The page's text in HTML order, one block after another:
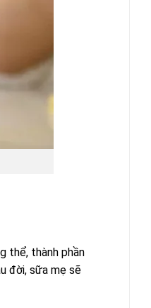
thể, thành phần
đời, sữa mẹ sẽ